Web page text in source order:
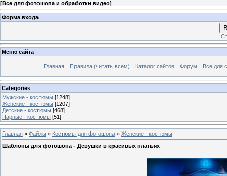
[Все для фотошопа и обработки видео]
Форма входа
Меню сайта
Главная Правила (читать всем) Каталог сайтов Форум Все для
Categories
Мужские - костюмы [1248]
Женские - костюмы [1207]
Детские - костюмы [468]
Парные - костюмы [51]
Главная » Файлы » Костюмы для фотошопа » Женские - костюмы
Шаблоны для фотошопа - Девушки в красивых платьях